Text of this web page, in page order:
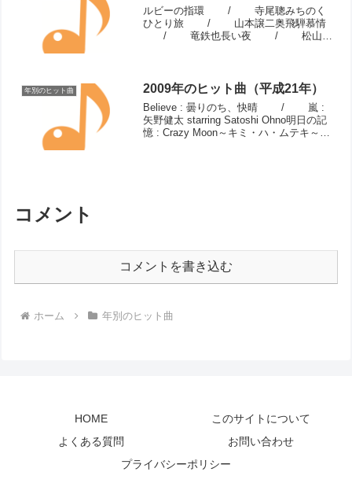
ルビーの指環 / 寺尾聰みちのく
ひとり旅 / 山本譲二奥飛騨慕情
/ 竜鉄也長い夜 / 松山千
年別のヒット曲 2009年のヒット曲（平成21年）
Believe : 曇りのち、快晴 / 嵐 :
矢野健太 starring Satoshi Ohno明日の記
憶 : Crazy Moon～キミ・ハ・ムテキ～
コメント
コメントを書き込む
ホーム 年別のヒット曲
HOME
このサイトについて
よくある質問
お問い合わせ
プライバシーポリシー